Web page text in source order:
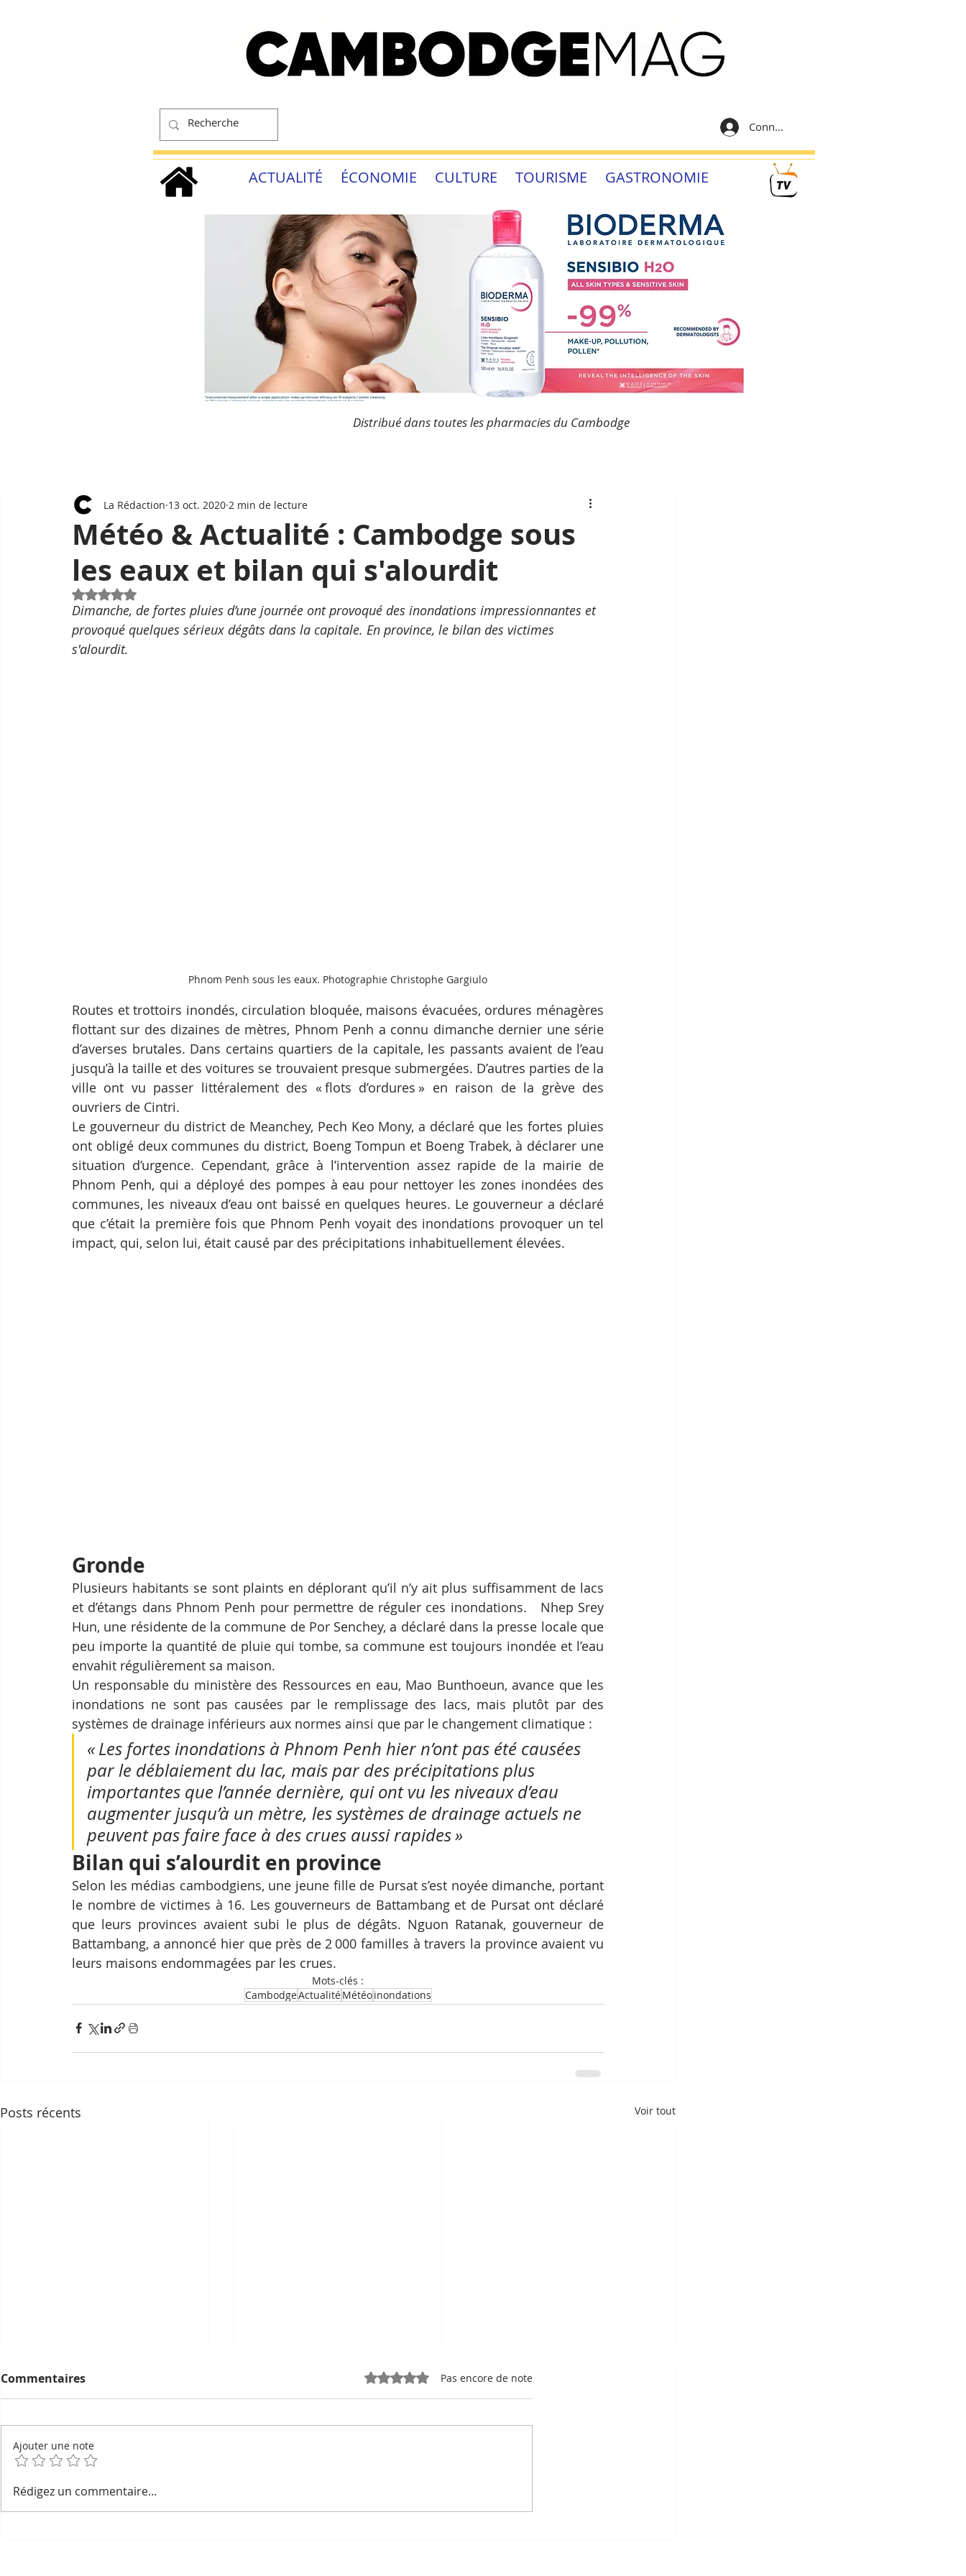
Connexion
ACTUALITÉ ÉCONOMIE CULTURE TOURISME GASTRONOMIE
Distribué dans toutes les pharmacies du Cambodge
Météo & Actualité : Cambodge sous
les eaux et bilan qui s'alourdit
La Rédaction 13 oct. 2020 2 min de lecture
Noté NaN étoiles sur 5.
Dimanche, de fortes pluies d’une journée ont provoqué des inondations impressionnantes et
provoqué quelques sérieux dégâts dans la capitale. En province, le bilan des victimes
s'alourdit.
Phnom Penh sous les eaux. Photographie Christophe Gargiulo
Routes et trottoirs inondés, circulation bloquée, maisons évacuées, ordures ménagères
flottant sur des dizaines de mètres, Phnom Penh a connu dimanche dernier une série
d’averses brutales. Dans certains quartiers de la capitale, les passants avaient de l’eau
jusqu’à la taille et des voitures se trouvaient presque submergées. D’autres parties de la
ville ont vu passer littéralement des « flots d’ordures » en raison de la grève des
ouvriers de Cintri.
Le gouverneur du district de Meanchey, Pech Keo Mony, a déclaré que les fortes pluies
ont obligé deux communes du district, Boeng Tompun et Boeng Trabek, à déclarer une
situation d’urgence. Cependant, grâce à l’intervention assez rapide de la mairie de
Phnom Penh, qui a déployé des pompes à eau pour nettoyer les zones inondées des
communes, les niveaux d’eau ont baissé en quelques heures. Le gouverneur a déclaré
que c’était la première fois que Phnom Penh voyait des inondations provoquer un tel
impact, qui, selon lui, était causé par des précipitations inhabituellement élevées.
Gronde
Plusieurs habitants se sont plaints en déplorant qu’il n’y ait plus suffisamment de lacs
et d’étangs dans Phnom Penh pour permettre de réguler ces inondations.   Nhep Srey
Hun, une résidente de la commune de Por Senchey, a déclaré dans la presse locale que
peu importe la quantité de pluie qui tombe, sa commune est toujours inondée et l’eau
envahit régulièrement sa maison.
Un responsable du ministère des Ressources en eau, Mao Bunthoeun, avance que les
inondations ne sont pas causées par le remplissage des lacs, mais plutôt par des
systèmes de drainage inférieurs aux normes ainsi que par le changement climatique :
« Les fortes inondations à Phnom Penh hier n’ont pas été causées
par le déblaiement du lac, mais par des précipitations plus
importantes que l’année dernière, qui ont vu les niveaux d’eau
augmenter jusqu’à un mètre, les systèmes de drainage actuels ne
peuvent pas faire face à des crues aussi rapides »
Bilan qui s’alourdit en province
Selon les médias cambodgiens, une jeune fille de Pursat s’est noyée dimanche, portant
le nombre de victimes à 16. Les gouverneurs de Battambang et de Pursat ont déclaré
que leurs provinces avaient subi le plus de dégâts. Nguon Ratanak, gouverneur de
Battambang, a annoncé hier que près de 2 000 familles à travers la province avaient vu
leurs maisons endommagées par les crues.
Mots-clés :
CambodgeActualitéMétéoinondations
Posts récents Voir tout
Cambodge & Économie : la
croissance résiste, les
Rosette Sok, artisane de
Song Saa, l’île
Commentaires Noté 0 étoile sur 5.Pas encore de note
Ajouter une note
Rédigez un commentaire...